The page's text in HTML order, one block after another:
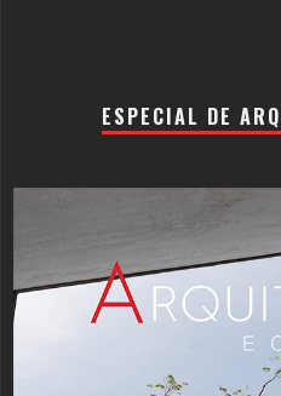
ESPECIAL DE